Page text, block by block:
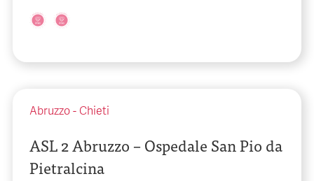
Abruzzo - Chieti
ASL 2 Abruzzo – Ospedale San Pio da
Pietralcina